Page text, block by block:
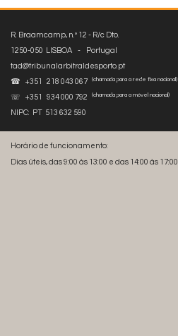
R. Braamcamp, n.º 12 - R/c Dto.
1250-050 LISBOA - Portugal
tad@tribunalarbitraldesporto.pt
☎ +351 218 043 067
(chamada para a rede fixa nacional)
☏ +351 934 000 792 (chamada para a móvel nacional)
NIPC: PT 513 632 590
Horário de funcionamento:
Dias úteis, das 9:00 às 13:00 e das 14:00 às 17:00